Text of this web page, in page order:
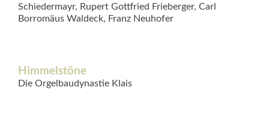
Schiedermayr, Rupert Gottfried Frieberger, Carl
Borromäus Waldeck, Franz Neuhofer
Himmelstöne
Die Orgelbaudynastie Klais